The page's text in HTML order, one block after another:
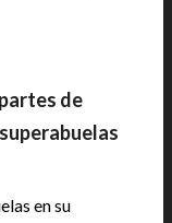
de
en su